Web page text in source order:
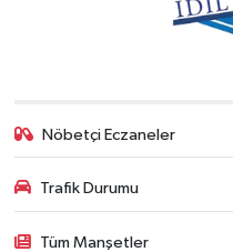
Nöbetçi Eczaneler
Trafik Durumu
Tüm Manşetler